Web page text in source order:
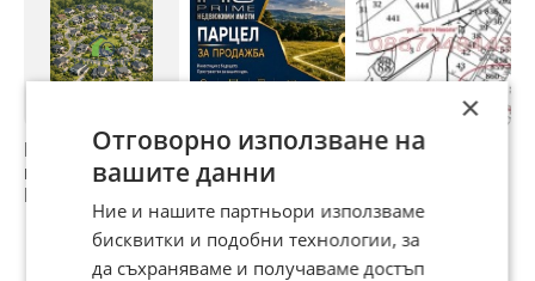
Продава ПАРЦЕЛ,
гр. Куклен, област
Пловдив
Продава ПАРЦЕЛ,
с. Кюлевча,
област Шумен
17 000 €
33 249,11 лв
Продава ПАРЦЕЛ,
83 000 €
162 333,89 лв
×
Отговорно използване на
вашите данни
Ние и нашите партньори използваме
бисквитки и подобни технологии, за
да съхраняваме и получаваме достъп